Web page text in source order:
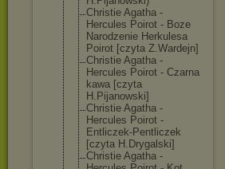
Christie Agatha -
Hercules Poirot - Boze
Narodzenie Herkulesa
Poirot [czyta Z.Wardejn]
Christie Agatha -
Hercules Poirot - Czarna
kawa [czyta
H.Pijanowski]
Christie Agatha -
Hercules Poirot -
Entliczek-Pent liczek
[czyta H.Drygalski]
Christie Agatha -